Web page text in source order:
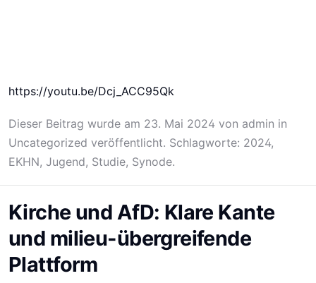
https://youtu.be/Dcj_ACC95Qk
Dieser Beitrag wurde am 23. Mai 2024 von admin in
Uncategorized veröffentlicht. Schlagworte: 2024,
EKHN, Jugend, Studie, Synode.
Kirche und AfD: Klare Kante
und milieu-übergreifende
Plattform